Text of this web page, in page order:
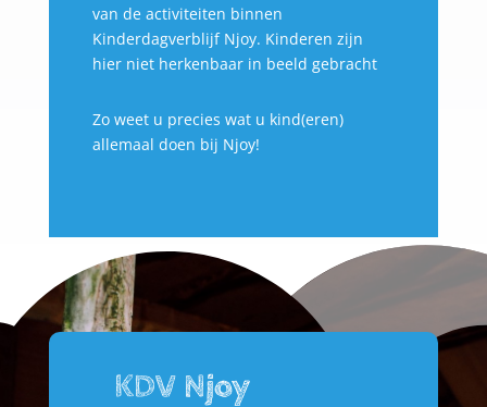
van de activiteiten binnen
Kinderdagverblijf Njoy. Kinderen zijn
hier niet herkenbaar in beeld gebracht
Zo weet u precies wat u kind(eren)
allemaal doen bij Njoy!
KDV Njoy